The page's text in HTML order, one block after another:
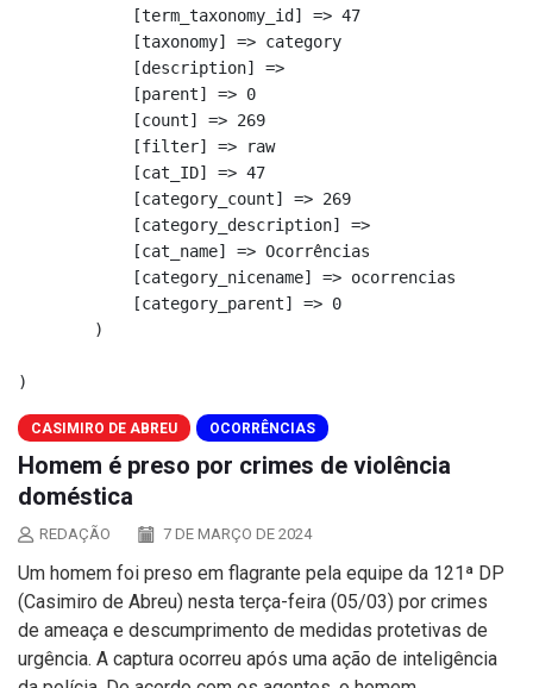
            [term_taxonomy_id] => 47
            [taxonomy] => category
            [description] =>
            [parent] => 0
            [count] => 269
            [filter] => raw
            [cat_ID] => 47
            [category_count] => 269
            [category_description] =>
            [cat_name] => Ocorrências
            [category_nicename] => ocorrencias
            [category_parent] => 0
        )
CASIMIRO DE ABREU OCORRÊNCIAS
Homem é preso por crimes de violência
doméstica
REDAÇÃO 7 DE MARÇO DE 2024
Um homem foi preso em flagrante pela equipe da 121ª DP
(Casimiro de Abreu) nesta terça-feira (05/03) por crimes
de ameaça e descumprimento de medidas protetivas de
urgência. A captura ocorreu após uma ação de inteligência